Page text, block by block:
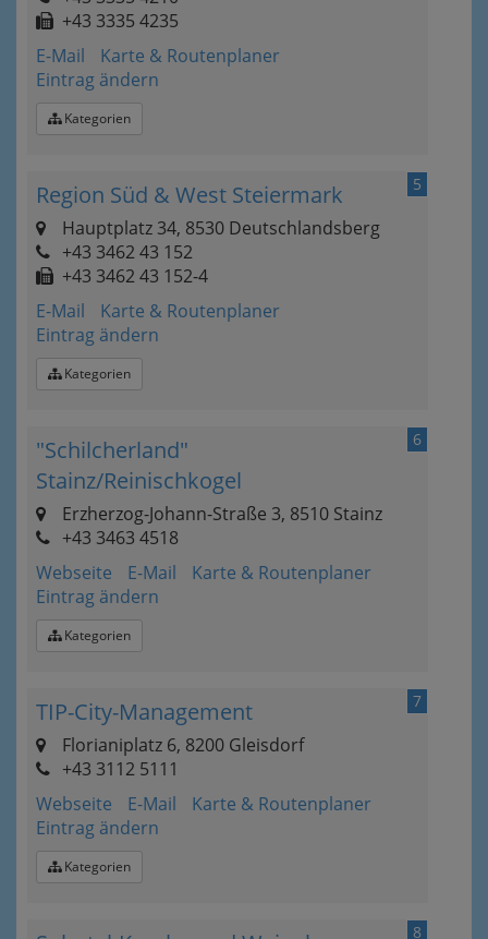
+43 3335 4235
E-Mail
Karte & Routenplaner
Eintrag ändern
Kategorien
5
Region Süd & West Steiermark
Hauptplatz 34, 8530 Deutschlandsberg
+43 3462 43 152
+43 3462 43 152-4
E-Mail
Karte & Routenplaner
Eintrag ändern
Kategorien
6
"Schilcherland"
Stainz/Reinischkogel
Erzherzog-Johann-Straße 3, 8510 Stainz
+43 3463 4518
Webseite
E-Mail
Karte & Routenplaner
Eintrag ändern
Kategorien
7
TIP-City-Management
Florianiplatz 6, 8200 Gleisdorf
+43 3112 5111
Webseite
E-Mail
Karte & Routenplaner
Eintrag ändern
Kategorien
8